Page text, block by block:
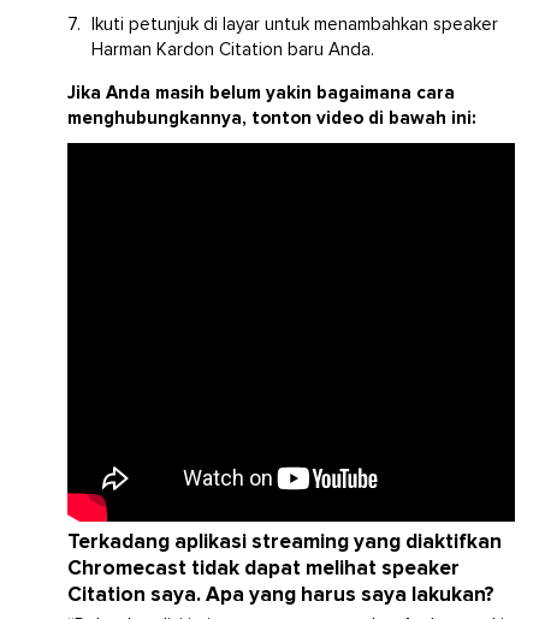
Ikuti petunjuk di layar untuk menambahkan speaker
Harman Kardon Citation baru Anda.
Jika Anda masih belum yakin bagaimana cara
menghubungkannya, tonton video di bawah ini:
Terkadang aplikasi streaming yang diaktifkan
Chromecast tidak dapat melihat speaker
Citation saya. Apa yang harus saya lakukan?